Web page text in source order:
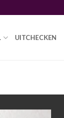
UITCHECKEN